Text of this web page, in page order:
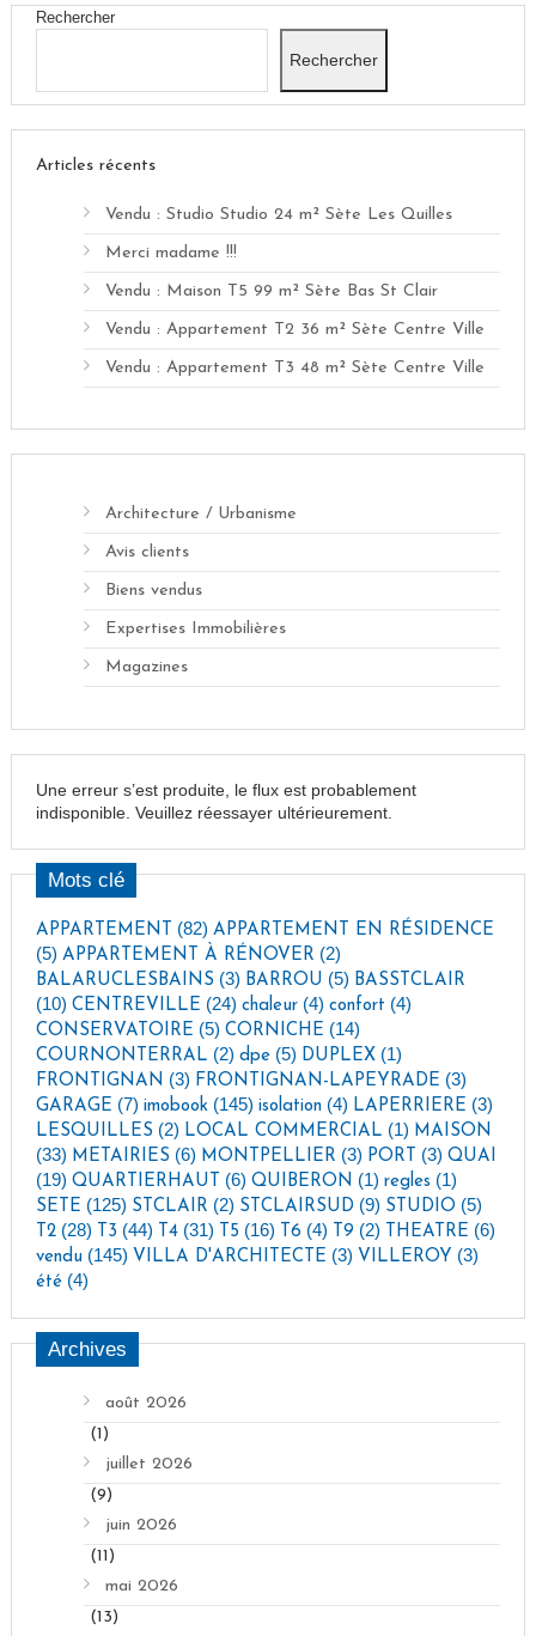
Rechercher
Rechercher
Articles récents
Vendu : Studio Studio 24 m² Sète Les Quilles
Merci madame !!!
Vendu : Maison T5 99 m² Sète Bas St Clair
Vendu : Appartement T2 36 m² Sète Centre Ville
Vendu : Appartement T3 48 m² Sète Centre Ville
Architecture / Urbanisme
Avis clients
Biens vendus
Expertises Immobilières
Magazines
Une erreur s’est produite, le flux est probablement
indisponible. Veuillez réessayer ultérieurement.
Mots clé
APPARTEMENT (82) APPARTEMENT EN RÉSIDENCE
(5) APPARTEMENT À RÉNOVER (2)
BALARUCLESBAINS (3) BARROU (5) BASSTCLAIR
(10) CENTREVILLE (24) chaleur(4) confort (4)
CONSERVATOIRE (5) CORNICHE (14)
COURNONTERRAL (2) dpe(5) DUPLEX(1)
FRONTIGNAN (3) FRONTIGNAN-LAPEYRADE (3)
GARAGE (7) imobook (145) isolation(4) LAPERRIERE (3)
LESQUILLES (2) LOCAL COMMERCIAL (1) MAISON
(33) METAIRIES (6) MONTPELLIER (3) PORT (3) QUAI
(19) QUARTIERHAUT (6) QUIBERON (1) regles (1)
SETE (125) STCLAIR (2) STCLAIRSUD (9) STUDIO (5)
T2(28) T3 (44) T4(31) T5 (16) T6 (4) T9 (2) THEATRE (6)
vendu(145) VILLA D'ARCHITECTE (3) VILLEROY (3)
été(4)
Archives
août 2026
(1)
juillet 2026
(9)
juin 2026
(11)
mai 2026
(13)